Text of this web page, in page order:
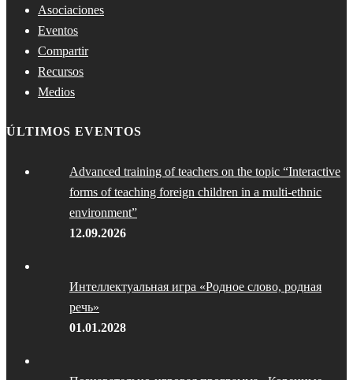
Asociaciones
Eventos
Compartir
Recursos
Medios
ÚLTIMOS EVENTOS
Advanced training of teachers on the topic “Interactive
forms of teaching foreign children in a multi-ethnic
environment”
12.09.2026
Интеллектуальная игра «Родное слово, родная
речь»
01.01.2028